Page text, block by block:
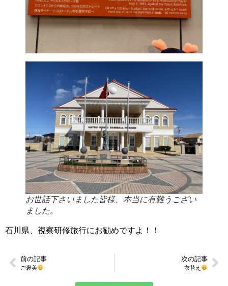
お世話下さいました皆様、本当に有難うござい
ました。
石川県、視察研修旅行にお勧めですよ！！
前の記事
ご褒美
次の記事
衣替え